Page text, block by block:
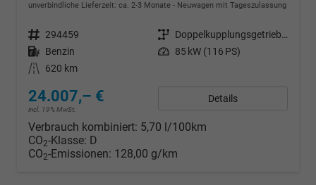
unverbindliche Lieferzeit: ca. 2-3 Monate Neuwagen mit Tageszulassung
Fahrzeugnr. 294459 Getriebe
Doppelkupplungsgetriebe (DSG)
Kraftstoff Benzin Leistung 85 kW (116 PS)
Kilometerstand
620 km
24.007,– €
incl. 19% MwSt.
Details
Verbrauch kombiniert: 5,70 l/100km
CO2-Klasse: D
CO2-Emissionen: 128,00 g/km